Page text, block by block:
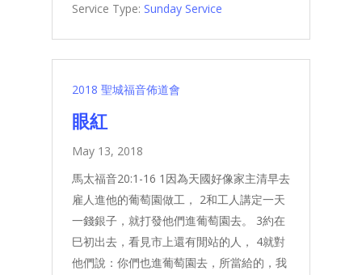
Service Type: Sunday Service
2018 聖城福音佈道會
眼紅
May 13, 2018
馬太福音20:1-16 1因為天國好像家主清早去
雇人進他的葡萄園做工， 2和工人講定一天
一錢銀子，就打發他們進葡萄園去。 3約在
巳初出去，看見市上還有閒站的人， 4就對
他們說：你們也進葡萄園去，所當給的，我